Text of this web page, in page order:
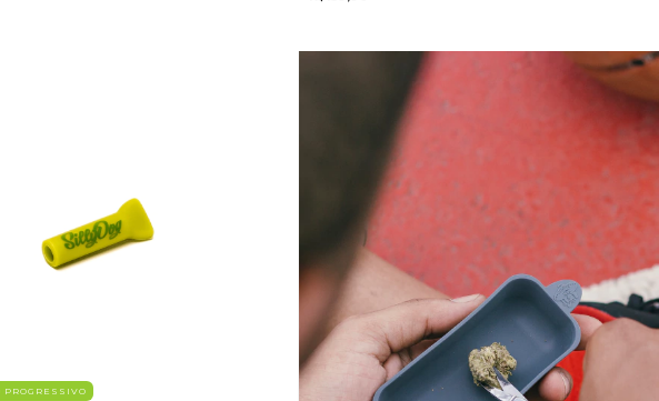
PROGRESSIVO